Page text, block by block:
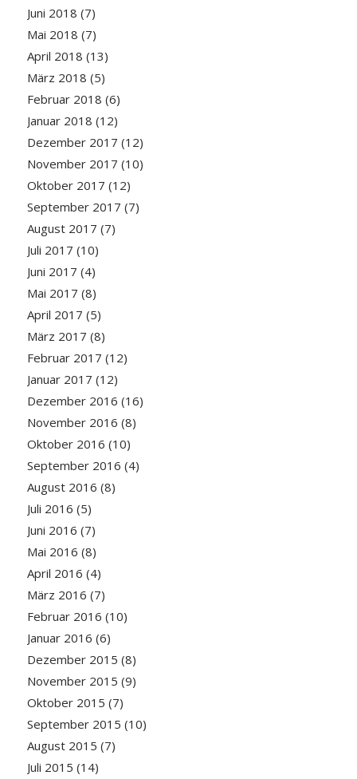
Juni 2018 (7)
Mai 2018 (7)
April 2018 (13)
März 2018 (5)
Februar 2018 (6)
Januar 2018 (12)
Dezember 2017 (12)
November 2017 (10)
Oktober 2017 (12)
September 2017 (7)
August 2017 (7)
Juli 2017 (10)
Juni 2017 (4)
Mai 2017 (8)
April 2017 (5)
März 2017 (8)
Februar 2017 (12)
Januar 2017 (12)
Dezember 2016 (16)
November 2016 (8)
Oktober 2016 (10)
September 2016 (4)
August 2016 (8)
Juli 2016 (5)
Juni 2016 (7)
Mai 2016 (8)
April 2016 (4)
März 2016 (7)
Februar 2016 (10)
Januar 2016 (6)
Dezember 2015 (8)
November 2015 (9)
Oktober 2015 (7)
September 2015 (10)
August 2015 (7)
Juli 2015 (14)